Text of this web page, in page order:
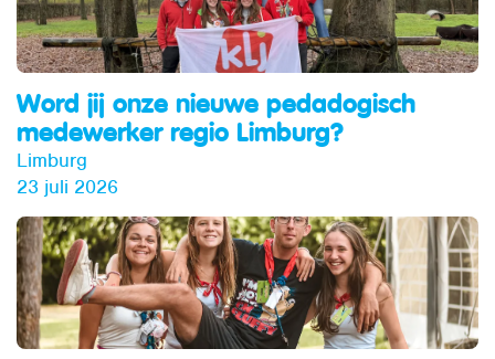
Word jij onze nieuwe pedadogisch
medewerker regio Limburg?
Limburg
23 juli 2026